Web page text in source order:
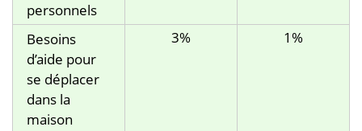
personnels
Besoins
d’aide pour
se déplacer
dans la
maison
3% 1%